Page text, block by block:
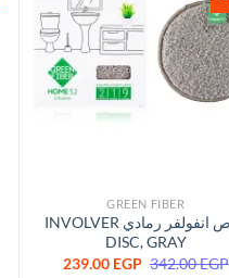
GREEN FIBER
قرص انفولفر رمادي INVOLVER
DISC, GRAY
342.00EGP
السعر239.00 EGP